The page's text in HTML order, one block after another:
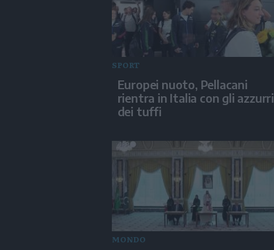
SPORT
Europei nuoto, Pellacani
rientra in Italia con gli azzurri
dei tuffi
MONDO